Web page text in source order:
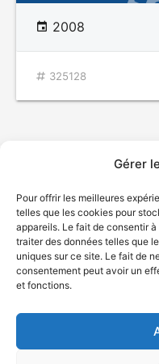
Gérer
Pour offrir les meilleures
telles que les cookies pour
appareils. Le fait de consentir
traiter des données telles que
uniques sur ce site. Le fait de
consentement peut avoir un
et fonctions.
2008
325128
©